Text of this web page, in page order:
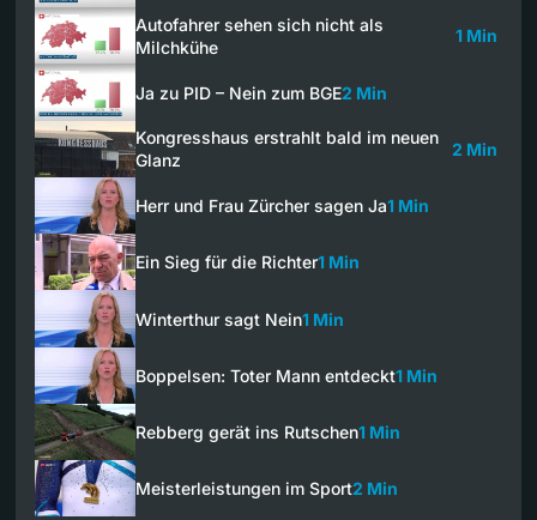
Autofahrer sehen sich nicht als
Milchkühe
1 Min
Ja zu PID – Nein zum BGE2 Min
Kongresshaus erstrahlt bald im neuen
Glanz
2 Min
Herr und Frau Zürcher sagen Ja1 Min
Ein Sieg für die Richter1 Min
Winterthur sagt Nein1 Min
Boppelsen: Toter Mann entdeckt1 Min
Rebberg gerät ins Rutschen1 Min
Meisterleistungen im Sport2 Min